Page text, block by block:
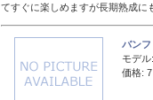
てすぐに楽しめますが長期熟成に
バン
モデル:
価格: